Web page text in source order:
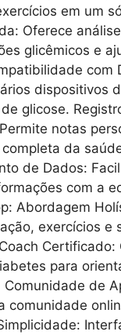
em um
Oferece
glicêmicos e
com
dispositivos
glicose.
notas
da
de Dados:
com a
Abordagem
exercícios e
Certificado:
para
de
comunidade